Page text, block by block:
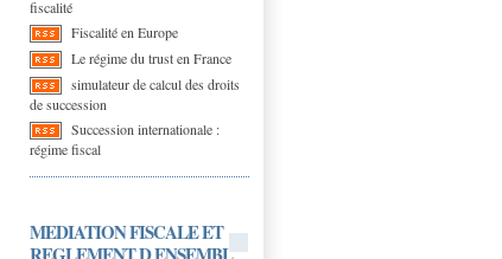
fiscalité
Fiscalité en Europe
Le régime du trust en France
simulateur de calcul des droits
de succession
Succession internationale :
régime fiscal
MEDIATION FISCALE ET
REGLEMENT D ENSEMBL